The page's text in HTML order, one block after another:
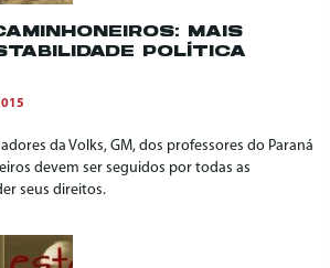
MAIS
POLÍTICA
da Volks, GM, dos professores do Paraná
devem ser seguidos por todas as
seus direitos.